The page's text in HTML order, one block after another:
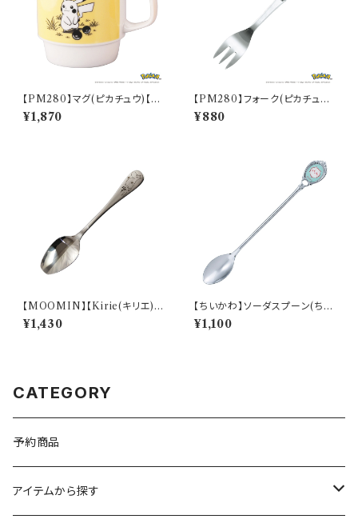
【PM280】マグ(ピカチュウ)【D
aily Sketch】PM284-11
¥1,870
【PM280】フォーク(ピカチュウ)
【Daily Sketch】PM284-851
¥880
【MOOMIN】【Kirie(キリエ)】
すくいやすいスプーン（ムーミン）
【MM9000】MM9001-863
¥1,430
【ちいかわ】ソーダスプーン(ちい
かわ)【CKW40】CKW41-850
¥1,100
CATEGORY
予約商品
アイテムから探す